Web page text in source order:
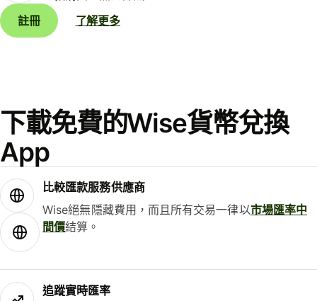
註冊
了解更多
下載免費的Wise貨幣兌換
App
比較匯款服務供應商
Wise絕無隱藏費用，而且所有交易一律以市場匯率中
間價結算。
追蹤實時匯率